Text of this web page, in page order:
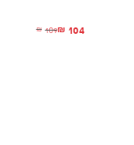
היה: ₪250.
₪197.
₪ 109
המחיר המקורי₪ 104 המחיר הנוכחי